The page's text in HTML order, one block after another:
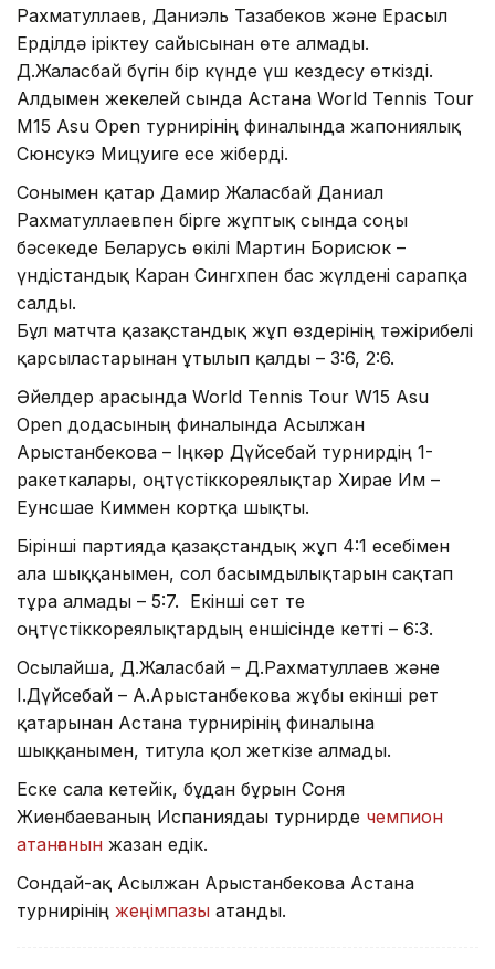
Рахматуллаев, Даниэль Тазабеков және Ерасыл
Ерділдә іріктеу сайысынан өте алмады.
Д.Жалғасбай бүгін бір күнде үш кездесу өткізді.
Алдымен жекелей сында Астана World Tennis Tour
M15 Asu Open турнирінің финалында жапониялық
Сюнсукэ Мицуиге есе жіберді.
Сонымен қатар Дамир Жалғасбай Даниал
Рахматуллаевпен бірге жұптық сында соңғы
бәсекеде Беларусь өкілі Мартин Борисюк –
үндістандық Каран Сингхпен бас жүлдені сарапқа
салды.
Бұл матчта қазақстандық жұп өздерінің тәжірибелі
қарсыластарынан ұтылып қалды – 3:6, 2:6.
Әйелдер арасында World Tennis Tour W15 Asu
Open додасының финалында Асылжан
Арыстанбекова – Іңкәр Дүйсебай турнирдің 1-
ракеткалары, оңтүстіккореялықтар Хирае Им –
Еунсшае Киммен кортқа шықты.
Бірінші партияда қазақстандық жұп 4:1 есебімен
алға шыққанымен, сол басымдылықтарын сақтап
тұра алмады – 5:7. Екінші сет те
оңтүстіккореялықтардың еншісінде кетті – 6:3.
Осылайша, Д.Жалғасбай – Д.Рахматуллаев және
І.Дүйсебай – А.Арыстанбекова жұбы екінші рет
қатарынан Астана турнирінің финалына
шыққанымен, титулға қол жеткізе алмады.
Еске сала кетейік, бұдан бұрын Соня
Жиенбаеваның Испаниядағы турнирде чемпион
атанғанын жазған едік.
Сондай-ақ Асылжан Арыстанбекова Астана
турнирінің жеңімпазы атанды.